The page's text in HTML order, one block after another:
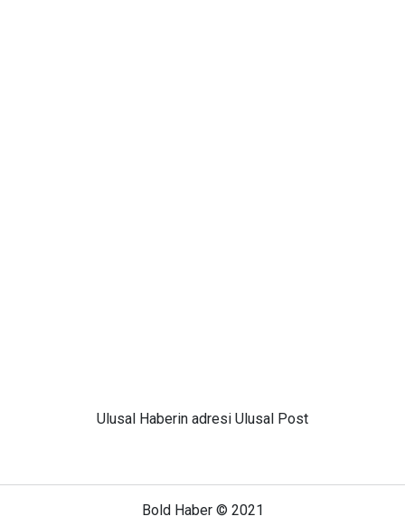
Ulusal Haberin adresi Ulusal Post
Bold Haber © 2021